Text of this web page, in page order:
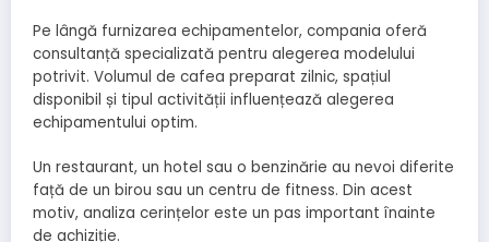
Pe lângă furnizarea echipamentelor, compania oferă
consultanță specializată pentru alegerea modelului
potrivit. Volumul de cafea preparat zilnic, spațiul
disponibil și tipul activității influențează alegerea
echipamentului optim.
Un restaurant, un hotel sau o benzinărie au nevoi diferite
față de un birou sau un centru de fitness. Din acest
motiv, analiza cerințelor este un pas important înainte
de achiziție.